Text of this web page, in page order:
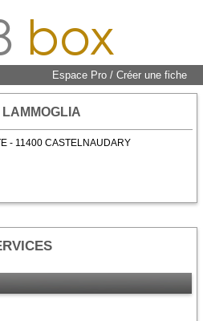
box
Espace Pro / Créer une fiche
LAMMOGLIA
- 11400 CASTELNAUDARY